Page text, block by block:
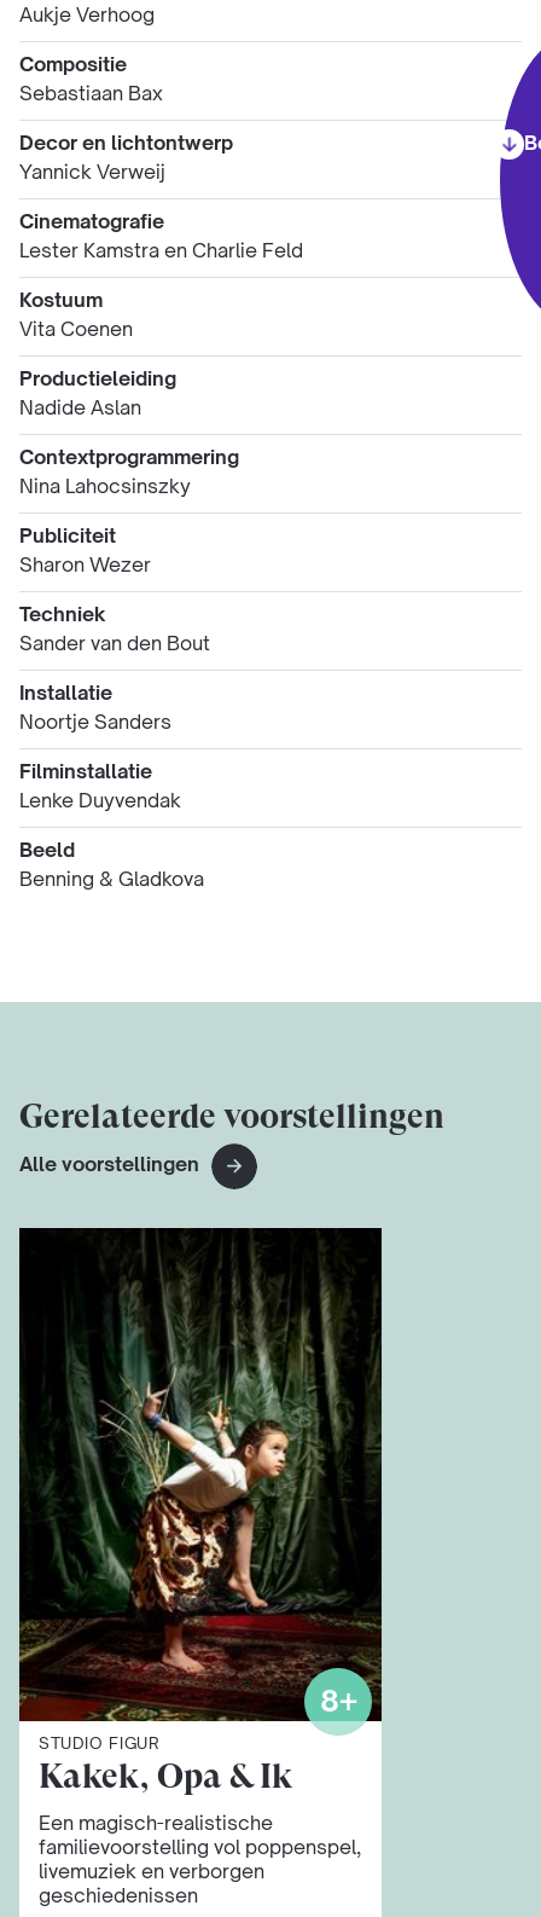
Aukje Verhoog
Compositie
Sebastiaan Bax
Decor en lichtontwerp
Yannick Verweij
Cinematografie
Lester Kamstra en Charlie Feld
Kostuum
Vita Coenen
Productieleiding
Nadide Aslan
Contextprogrammering
Nina Lahocsinszky
Publiciteit
Sharon Wezer
Techniek
Sander van den Bout
Installatie
Noortje Sanders
Filminstallatie
Lenke Duyvendak
Beeld
Benning & Gladkova
Gerelateerde voorstellingen
Alle voorstellingen
8+
STUDIO FIGUR
Kakek, Opa & Ik
Een magisch-realistische
familievoorstelling vol poppenspel,
livemuziek en verborgen
geschiedenissen